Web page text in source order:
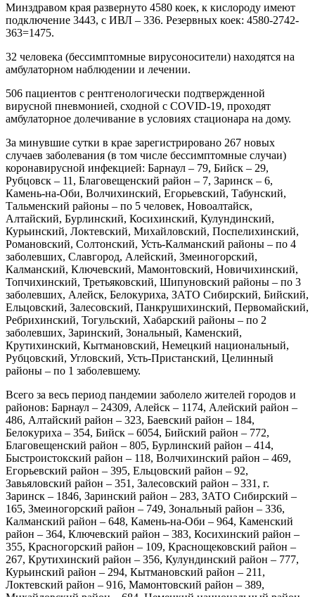
Минздравом края развернуто 4580 коек, к кислороду имеют
подключение 3443, с ИВЛ – 336. Резервных коек: 4580-2742-
363=1475.
32 человека (бессимптомные вирусоносители) находятся на
амбулаторном наблюдении и лечении.
506 пациентов с рентгенологически подтвержденной
вирусной пневмонией, сходной с COVID-19, проходят
амбулаторное долечивание в условиях стационара на дому.
За минувшие сутки в крае зарегистрировано 267 новых
случаев заболевания (в том числе бессимптомные случаи)
коронавирусной инфекцией: Барнаул – 79, Бийск – 29,
Рубцовск – 11, Благовещенский район – 7, Заринск – 6,
Камень-на-Оби, Волчихинский, Егорьевский, Табунский,
Тальменский районы – по 5 человек, Новоалтайск,
Алтайский, Бурлинский, Косихинский, Кулундинский,
Курьинский, Локтевский, Михайловский, Поспелихинский,
Романовский, Солтонский, Усть-Калманский районы – по 4
заболевших, Славгород, Алейский, Змеиногорский,
Калманский, Ключевский, Мамонтовский, Новичихинский,
Топчихинский, Третьяковский, Шипуновский районы – по 3
заболевших, Алейск, Белокуриха, ЗАТО Сибирский, Бийский,
Ельцовский, Залесовский, Панкрушихинский, Первомайский,
Ребрихинский, Тогульский, Хабарский районы – по 2
заболевших, Заринский, Зональный, Каменский,
Крутихинский, Кытмановский, Немецкий национальный,
Рубцовский, Угловский, Усть-Пристанский, Целинный
районы – по 1 заболевшему.
Всего за весь период пандемии заболело жителей городов и
районов: Барнаул – 24309, Алейск – 1174, Алейский район –
486, Алтайский район – 323, Баевский район – 184,
Белокуриха – 354, Бийск – 6054, Бийский район – 772,
Благовещенский район – 805, Бурлинский район – 414,
Быстроистокский район – 118, Волчихинский район – 469,
Егорьевский район – 395, Ельцовский район – 92,
Завьяловский район – 351, Залесовский район – 331, г.
Заринск – 1846, Заринский район – 283, ЗАТО Сибирский –
165, Змеиногорский район – 749, Зональный район – 336,
Калманский район – 648, Камень-на-Оби – 964, Каменский
район – 364, Ключевский район – 383, Косихинский район –
355, Красногорский район – 109, Краснощековский район –
267, Крутихинский район – 356, Кулундинский район – 777,
Курьинский район – 294, Кытмановский район – 211,
Локтевский район – 916, Мамонтовский район – 389,